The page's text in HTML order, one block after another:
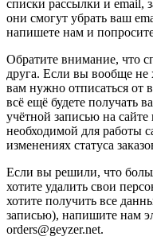
списки рассылки и email,
они смогут убрать ваш
напишете нам и
Обратите внимание, что
друга. Если вы вообще не
вам нужно отписаться от
всё ещё будете получать
учётной записью на
необходимой для работы
изменениях статуса
Если вы решили, что
хотите удалить свои
хотите получить все
записью), напишите нам
orders@geyzer.net.